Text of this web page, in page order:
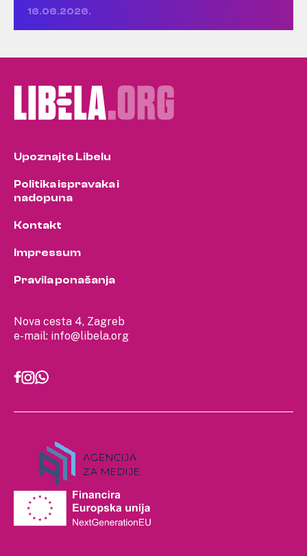
16.06.2026.
Nova cesta 4, Zagreb
e-mail: info@libela.org
Upoznajte Libelu
Politika ispravaka i
nadopuna
Kontakt
Impressum
Pravila ponašanja